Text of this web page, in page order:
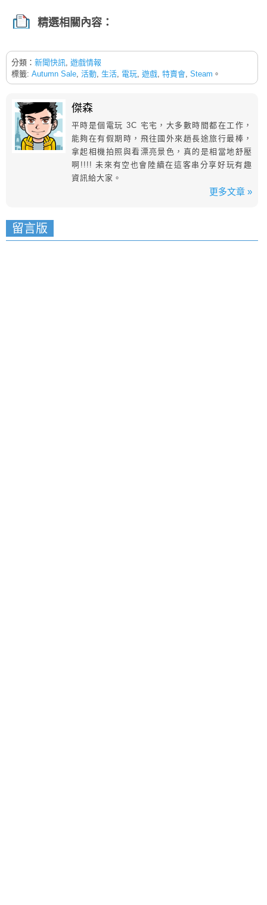
精選相關內容：
分類： 新聞快訊
遊戲情報
標籤: Autumn Sale 活動 生活 電玩 遊戲 特賣會 Steam 。
傑森
平時是個電玩 3C 宅宅，大多數時間都在工作，
能夠在有假期時，飛往國外來趟長途旅行最棒，
拿起相機拍照與看漂亮景色，真的是相當地舒壓
啊!!!! 未來有空也會陸續在這客串分享好玩有趣
資訊給大家。
更多文章 »
留言版